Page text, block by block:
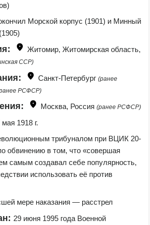
Морской корпус (1901) и Минный
Житомир, Житомирская область,
ССР)
Санкт-Петербург (ранее
РСФСР)
Москва, Россия (ранее РСФСР)
мая 1918 г.
трибуналом при ВЦИК 20-
обвинению в том, что «совершая
самым создавал себе популярность,
использовать её против
мере наказания — расстрел
29 июня 1995 года Военной